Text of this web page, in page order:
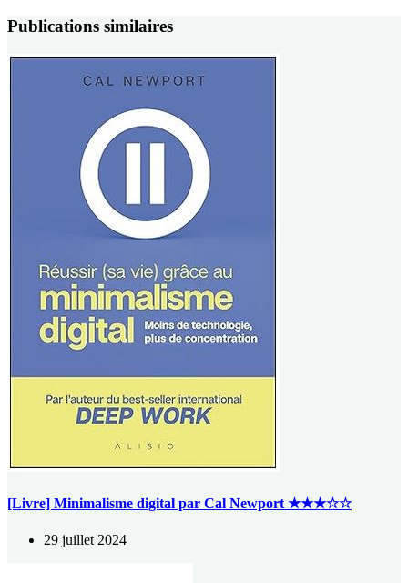
Publications similaires
[Livre] Minimalisme digital par Cal Newport ★★★☆☆
29 juillet 2024